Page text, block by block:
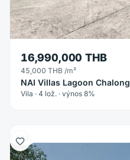
16,990,000 THB
45,000 THB /m²
NAI Villas Lagoon Chalong
Vila · 4 lož. · výnos 8%
Vila